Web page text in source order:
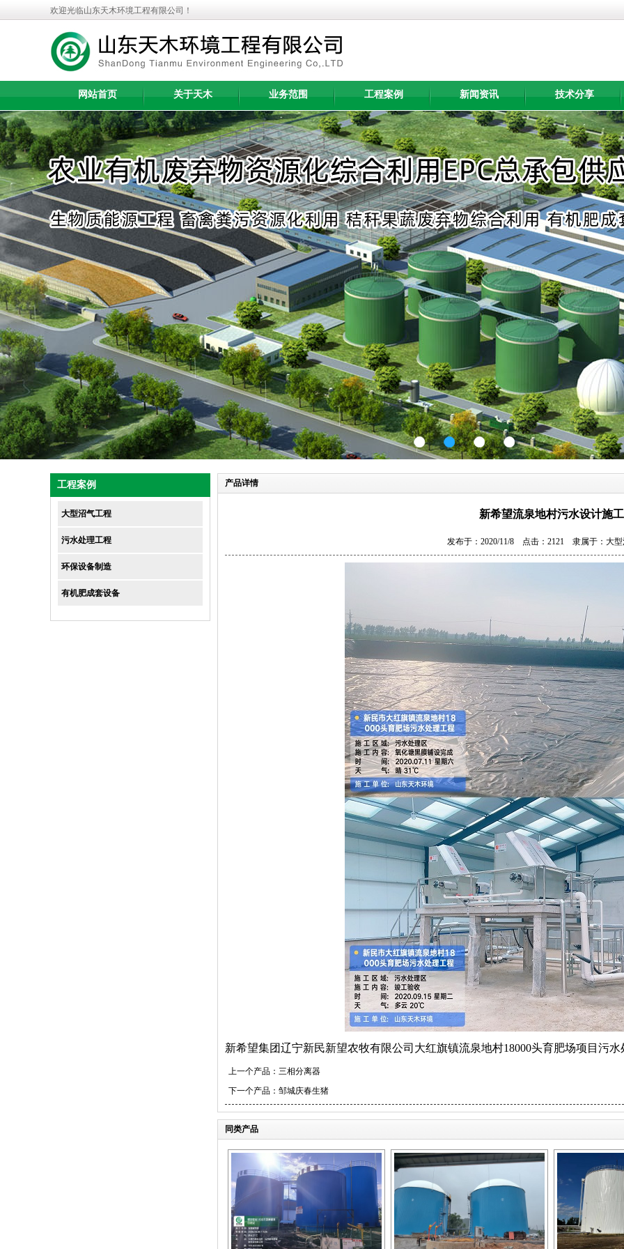
欢迎光临山东天木环境工程有限公司！
网站首页 关于天木 业务范围 工程案例 新闻资讯 技术分享
1 2 3 4
工程案例
大型沼气工程
污水处理工程
环保设备制造
有机肥成套设备
产品详情
新希望流泉地村污水设计施工
发布于：2020/11/8 点击：2121 隶属于： 大
新希望集团辽宁新民新望农牧有限公司大红旗镇流泉地村18000头育肥场项目污
上一个产品： 三相分离器
下一个产品： 邹城庆春生猪
同类产品